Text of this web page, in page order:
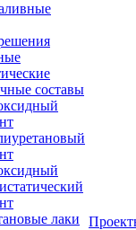
составы
лаки